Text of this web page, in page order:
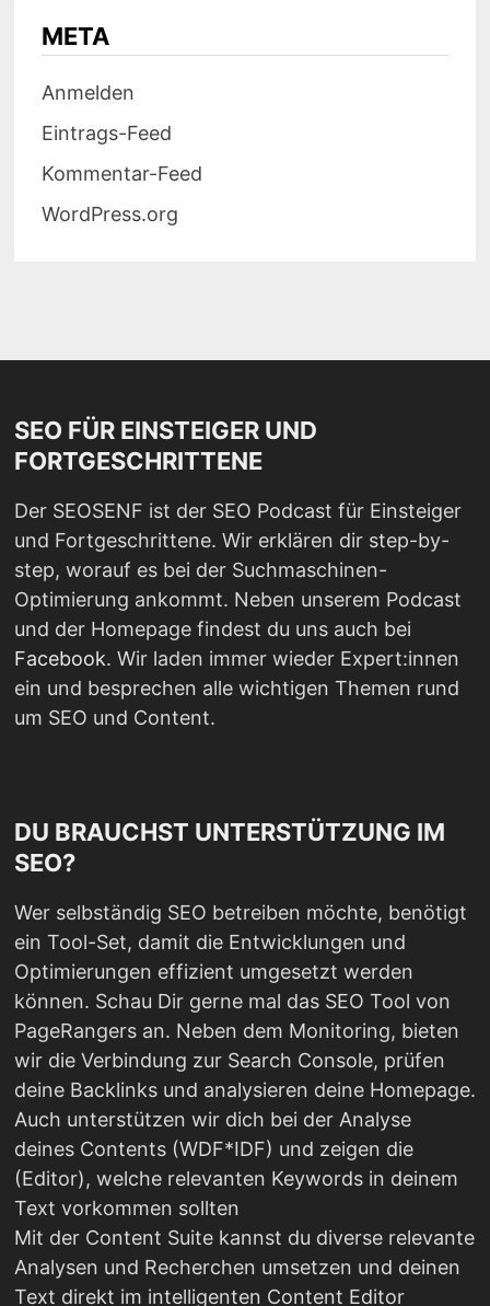
META
Anmelden
Eintrags-Feed
Kommentar-Feed
WordPress.org
SEO FÜR EINSTEIGER UND
FORTGESCHRITTENE
Der SEOSENF ist der SEO Podcast für Einsteiger
und Fortgeschrittene. Wir erklären dir step-by-
step, worauf es bei der Suchmaschinen-
Optimierung ankommt. Neben unserem Podcast
und der Homepage findest du uns auch bei
Facebook. Wir laden immer wieder Expert:innen
ein und besprechen alle wichtigen Themen rund
um SEO und Content.
DU BRAUCHST UNTERSTÜTZUNG IM
SEO?
Wer selbständig SEO betreiben möchte, benötigt
ein Tool-Set, damit die Entwicklungen und
Optimierungen effizient umgesetzt werden
können. Schau Dir gerne mal das SEO Tool von
PageRangers an. Neben dem Monitoring, bieten
wir die Verbindung zur Search Console, prüfen
deine Backlinks und analysieren deine Homepage.
Auch unterstützen wir dich bei der Analyse
deines Contents (WDF*IDF) und zeigen die
(Editor), welche relevanten Keywords in deinem
Text vorkommen sollten
Mit der Content Suite kannst du diverse relevante
Analysen und Recherchen umsetzen und deinen
Text direkt im intelligenten Content Editor